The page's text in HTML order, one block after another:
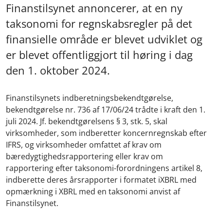
Finanstilsynet annoncerer, at en ny
taksonomi for regnskabsregler på det
finansielle område er blevet udviklet og
er blevet offentliggjort til høring i dag
den 1. oktober 2024.
Finanstilsynets indberetningsbekendtgørelse,
bekendtgørelse nr. 736 af 17/06/24 trådte i kraft den 1.
juli 2024. Jf. bekendtgørelsens § 3, stk. 5, skal
virksomheder, som indberetter koncernregnskab efter
IFRS, og virksomheder omfattet af krav om
bæredygtighedsrapportering eller krav om
rapportering efter taksonomi-forordningens artikel 8,
indberette deres årsrapporter i formatet iXBRL med
opmærkning i XBRL med en taksonomi anvist af
Finanstilsynet.